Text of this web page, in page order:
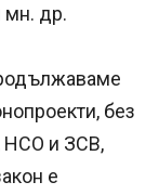
мн. др.
без
НСО и ЗСВ,
е